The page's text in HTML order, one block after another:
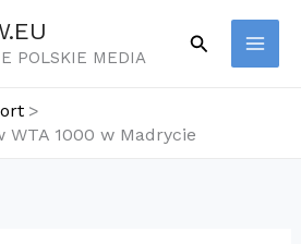
POLSKIE MEDIA
Szukaj
WTA 1000 w Madrycie